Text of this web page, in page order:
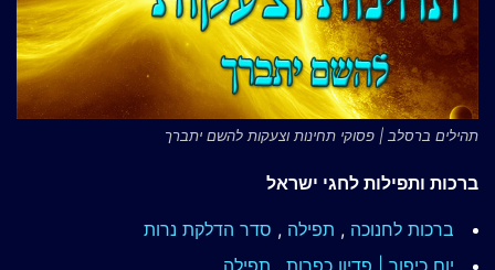
תהילים ברסלב | פסוקי תחינות וצעקות להשם יתברך
ברכות ותפילות לחגי ישראל
ברכות לחנוכה , תפילה , סדר הדלקת נרות